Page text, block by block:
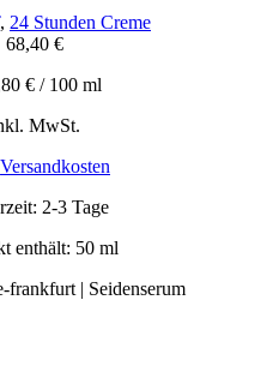
, 24 Stunden Creme
68,40 €
€ / 100 ml
MwSt.
Versandkosten
2-3 Tage
enthält: 50 ml